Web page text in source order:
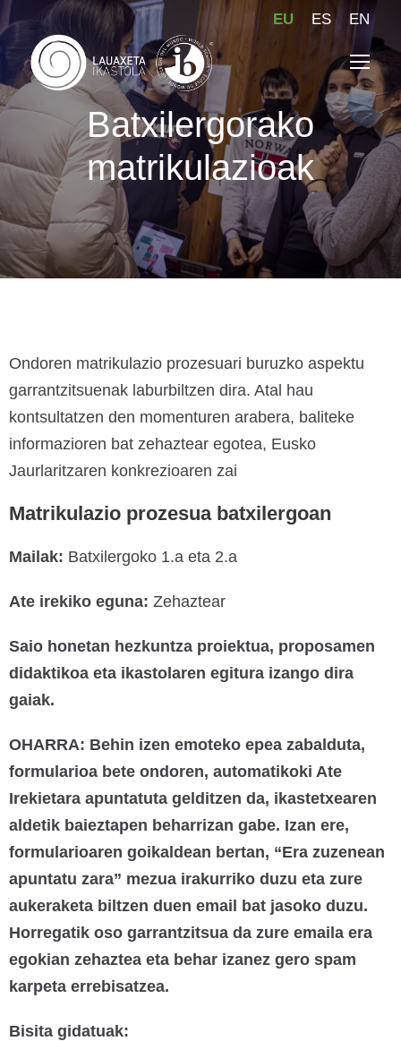
EU ES EN
Batxilergorako
matrikulazioak
Ondoren matrikulazio prozesuari buruzko aspektu
garrantzitsuenak laburbiltzen dira. Atal hau
kontsultatzen den momenturen arabera, baliteke
informazioren bat zehaztear egotea, Eusko
Jaurlaritzaren konkrezioaren zai
Matrikulazio prozesua batxilergoan
Mailak: Batxilergoko 1.a eta 2.a
Ate irekiko eguna: Zehaztear
Saio honetan hezkuntza proiektua, proposamen
didaktikoa eta ikastolaren egitura izango dira
gaiak.
OHARRA: Behin izen emoteko epea zabalduta,
formularioa bete ondoren, automatikoki Ate
Irekietara apuntatuta gelditzen da, ikastetxearen
aldetik baieztapen beharrizan gabe. Izan ere,
formularioaren goikaldean bertan, “Era zuzenean
apuntatu zara” mezua irakurriko duzu eta zure
aukeraketa biltzen duen email bat jasoko duzu.
Horregatik oso garrantzitsua da zure emaila era
egokian zehaztea eta behar izanez gero spam
karpeta errebisatzea.
Bisita gidatuak: